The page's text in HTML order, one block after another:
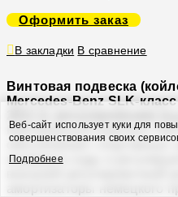
Оформить заказ
В закладки В сравнение
Винтовая подвеска
Mercedes-Benz SLK-
Койловерный комплект
обеспечивает спортивные
комфорта езды и
внешней регулировочной
амортизаторы немецкого
Веб-сайт использует куки для
совершенствования своих
Подробнее